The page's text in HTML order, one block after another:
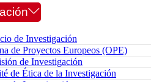
de Investigación
de Proyectos Europeos (OPE)
de Investigación
de Ética de la Investigación